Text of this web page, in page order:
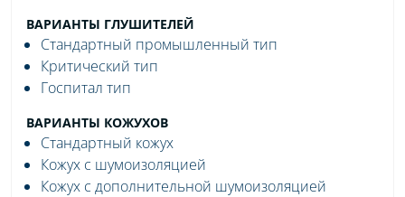
ВАРИАНТЫ ГЛУШИТЕЛЕЙ
Стандартный промышленный тип
Критический тип
Госпитал тип
ВАРИАНТЫ КОЖУХОВ
Стандартный кожух
Кожух с шумоизоляцией
Кожух с дополнительной шумоизоляцией